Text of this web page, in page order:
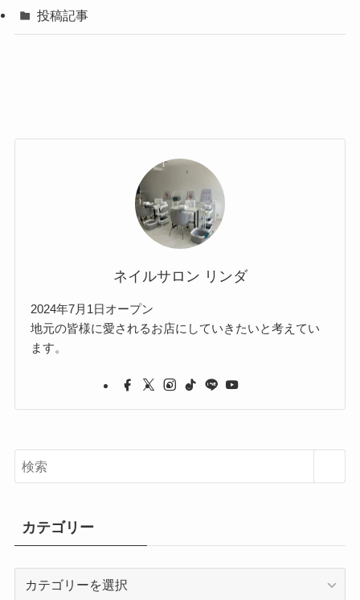
投稿記事
ネイルサロン リンダ
2024年7月1日オープン
地元の皆様に愛されるお店にしていきたいと考えてい
ます。
カテゴリー